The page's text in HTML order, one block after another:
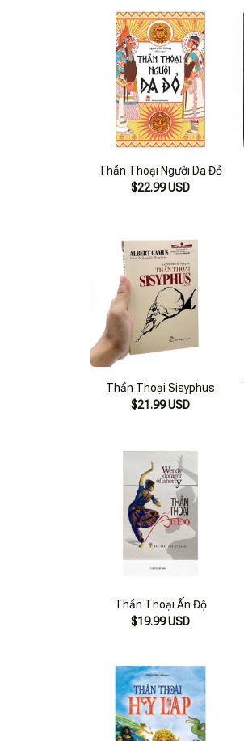
Thần Thoại Người Da Đỏ
$22.99 USD
Thần Thoại Sisyphus
$21.99 USD
Thần Thoại Ấn Độ
$19.99 USD